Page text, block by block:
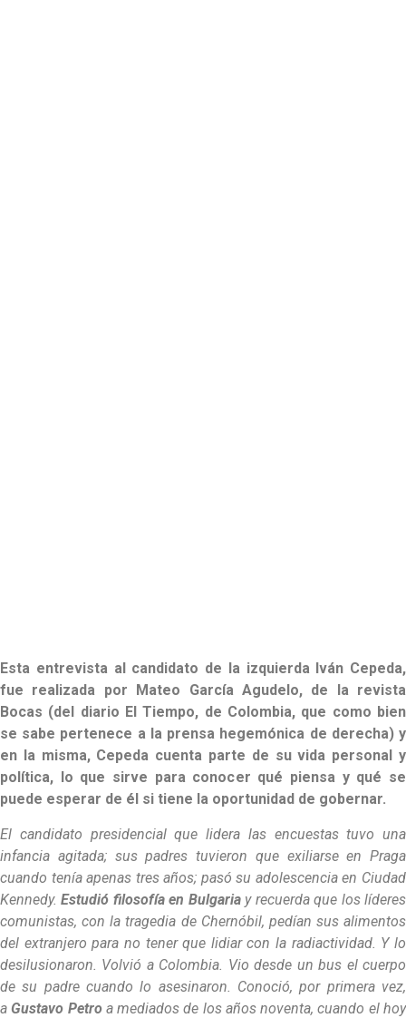
Esta entrevista al candidato de la izquierda Iván Cepeda,
fue realizada por Mateo García Agudelo, de la revista
Bocas (del diario El Tiempo, de Colombia, que como bien
se sabe pertenece a la prensa hegemónica de derecha) y
en la misma, Cepeda cuenta parte de su vida personal y
política, lo que sirve para conocer qué piensa y qué se
puede esperar de él si tiene la oportunidad de gobernar.
El candidato presidencial que lidera las encuestas tuvo una
infancia agitada; sus padres tuvieron que exiliarse en Praga
cuando tenía apenas tres años; pasó su adolescencia en Ciudad
Kennedy.Estudió filosofía en Bulgariay recuerda que los líderes
comunistas, con la tragedia de Chernóbil, pedían sus alimentos
del extranjero para no tener que lidiar con la radiactividad. Y lo
desilusionaron. Volvió a Colombia. Vio desde un bus el cuerpo
de su padre cuando lo asesinaron. Conoció, por primera vez,
aGustavo Petroa mediados de los años noventa, cuando el hoy